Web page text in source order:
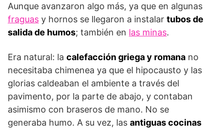
Aunque avanzaron algo más, ya que en algunas
fraguas y hornos se llegaron a instalar tubos de
salida de humos; también en las minas.
Era natural: la calefacción griega y romana no
necesitaba chimenea ya que el hipocausto y las
glorias caldeaban el ambiente a través del
pavimento, por la parte de abajo, y contaban
asimismo con braseros de mano. No se
generaba humo. A su vez, las antiguas cocinas